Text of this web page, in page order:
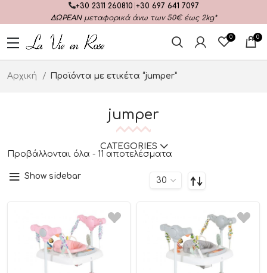
+30 2311 260810 +30 697 641 7097
ΔΩΡΕΑΝμεταφορικά άνω των 50€ έως 2kg*
0 0
Αρχική Προϊόντα με ετικέτα “jumper”
jumper
CATEGORIES
Προβάλλονται όλα - 11 αποτελέσματα
Show sidebar